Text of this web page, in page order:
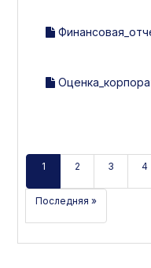
1 2 3 4
Последняя »